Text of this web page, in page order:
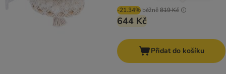
-21.34% běžně819 Kč
644 Kč
Přidat do košíku